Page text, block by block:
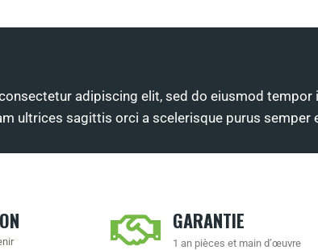
adipiscing elit, sed do eiusmod
ultrices sagittis orci a scelerisque purus semper
GARANTIE
1 an pièces et main d’œuvre